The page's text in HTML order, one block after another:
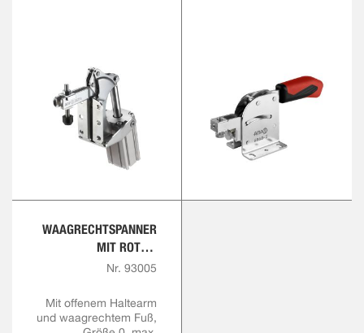
WAAGRECHTSPANNER
MIT ROTEM
HANDGRIFF
Nr. 93005
Mit offenem Haltearm
und waagrechtem Fuß,